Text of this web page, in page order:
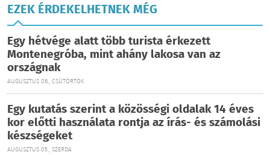
EZEK ÉRDEKELHETNEK MÉG
Egy hétvége alatt több turista érkezett
Montenegróba, mint ahány lakosa van az
országnak
AUGUSZTUS 06., CSÜTÖRTÖK
Egy kutatás szerint a közösségi oldalak 14 éves
kor előtti használata rontja az írás- és számolási
készségeket
AUGUSZTUS 05., SZERDA